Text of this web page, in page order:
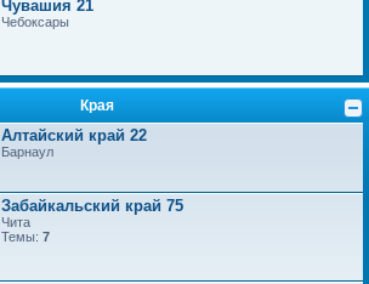
Чувашия 21
Чебоксары
Края
Алтайский край 22
Барнаул
Забайкальский край 75
Чита
Темы: 7